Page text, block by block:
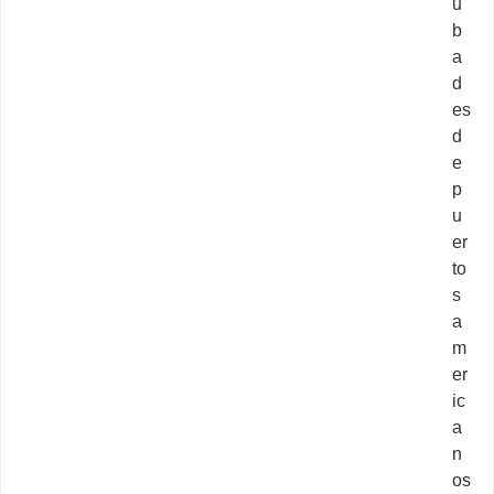
b
a
d
es
d
e
p
u
er
to
s
a
m
er
ic
a
n
os